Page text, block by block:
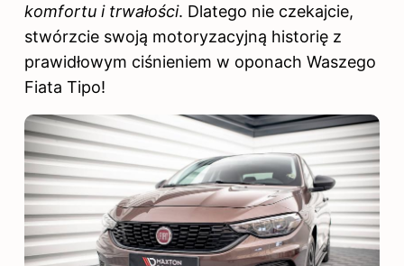
komfortu i trwałości. Dlatego nie czekajcie,
stwórzcie swoją motoryzacyjną historię z
prawidłowym ciśnieniem w oponach Waszego
Fiata Tipo!